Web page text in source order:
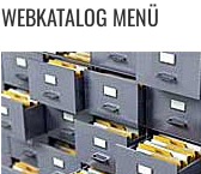
WEBKATALOG MENÜ